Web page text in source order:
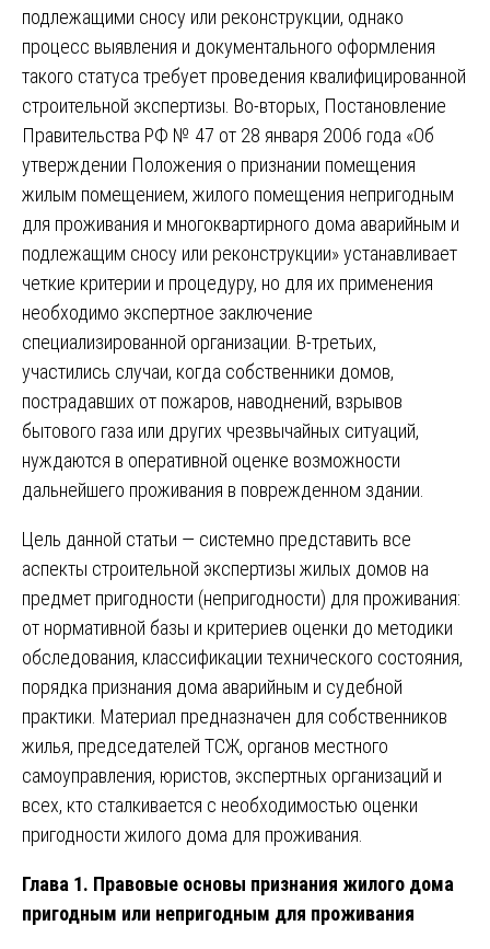
подлежащими сносу или реконструкции, однако
процесс выявления и документального оформления
такого статуса требует проведения квалифицированной
строительной экспертизы. Во-вторых, Постановление
Правительства РФ № 47 от 28 января 2006 года «Об
утверждении Положения о признании помещения
жилым помещением, жилого помещения непригодным
для проживания и многоквартирного дома аварийным и
подлежащим сносу или реконструкции» устанавливает
четкие критерии и процедуру, но для их применения
необходимо экспертное заключение
специализированной организации. В-третьих,
участились случаи, когда собственники домов,
пострадавших от пожаров, наводнений, взрывов
бытового газа или других чрезвычайных ситуаций,
нуждаются в оперативной оценке возможности
дальнейшего проживания в поврежденном здании.
Цель данной статьи — системно представить все
аспекты строительной экспертизы жилых домов на
предмет пригодности (непригодности) для проживания:
от нормативной базы и критериев оценки до методики
обследования, классификации технического состояния,
порядка признания дома аварийным и судебной
практики. Материал предназначен для собственников
жилья, председателей ТСЖ, органов местного
самоуправления, юристов, экспертных организаций и
всех, кто сталкивается с необходимостью оценки
пригодности жилого дома для проживания.
Глава 1. Правовые основы признания жилого дома
пригодным или непригодным для проживания